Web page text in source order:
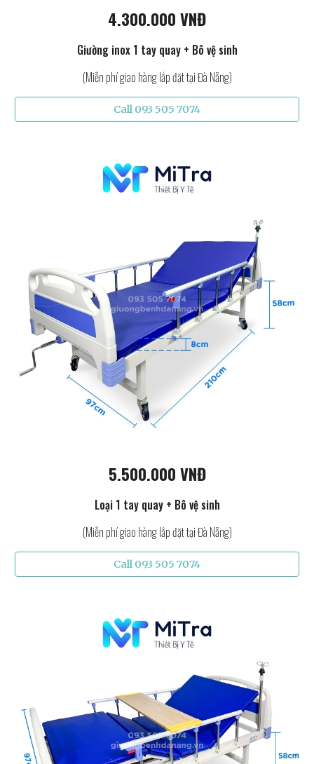
4.300.000 VNĐ
Giường inox 1 tay quay + Bô vệ sinh
(Miễn phí giao hàng lắp đặt tại Đà Nẵng)
Call 093 505 7074
5.500.000 VNĐ
Loại 1 tay quay + Bô vệ sinh
(Miễn phí giao hàng lắp đặt tại Đà Nẵng)
Call 093 505 7074